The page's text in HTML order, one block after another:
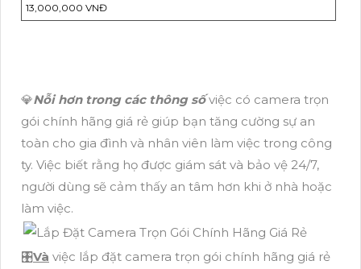
13,000,000 VNĐ
💎Nỗi hơn trong các thông sốviệc có camera trọn
gói chính hãng giá rẻ giúp bạn tăng cường sự an
toàn cho gia đình và nhân viên làm việc trong công
ty. Việc biết rằng họ được giám sát và bảo vệ 24/7,
người dùng sẽ cảm thấy an tâm hơn khi ở nhà hoặc
làm việc.
🎛Và việc lắp đặt camera trọn gói chính hãng giá rẻ